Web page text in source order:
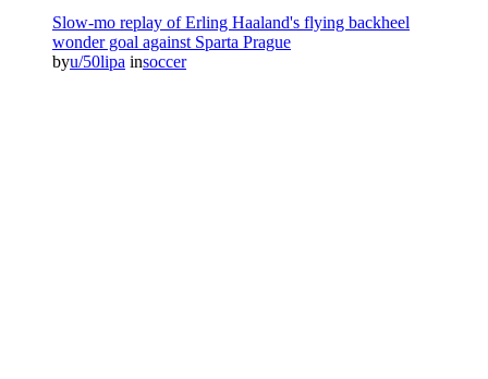
Slow-mo replay of Erling Haaland's flying backheel
wonder goal against Sparta Prague
byu/50lipa insoccer